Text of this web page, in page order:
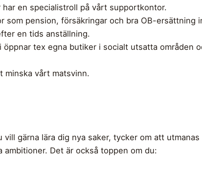
en specialistroll på vårt supportkontor.
som pension, försäkringar och bra OB-ersättning
en tids anställning.
tex egna butiker i socialt utsatta områden
minska vårt matsvinn.
gärna lära dig nya saker, tycker om att utmanas
Det är också toppen om du: